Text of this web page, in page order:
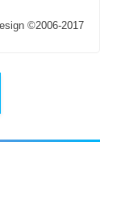
©2006-2017